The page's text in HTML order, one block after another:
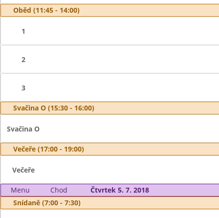
Oběd (11:45 - 14:00)
1
2
3
Svačina O (15:30 - 16:00)
Svačina O
Večeře (17:00 - 19:00)
Večeře
Menu Chod
Čtvrtek 5. 7. 2018
Snídaně (7:00 - 7:30)